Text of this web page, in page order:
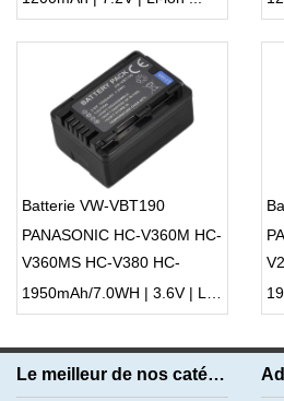
FZ80 DC-FZ85
Batterie VW-VBT190
PANASONIC HC-V360M HC-
V360MS HC-V380 HC-
V380K HC-V380GK HC-
V480M HC-V480MS HC-
V510
1950mAh/7.0WH | 3.6V | Li-ion ...
Le meilleur de nos catégories